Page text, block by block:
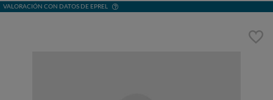
VALORACIÓN CON DATOS DE EPREL